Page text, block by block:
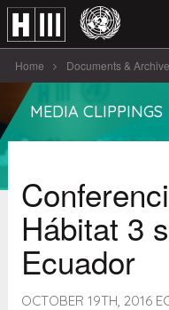
Home Documents & Archive
Conferencia Mundial de Hábitat
MEDIA CLIPPINGS
Hábitat 3
Ecuador
OCTOBER 19TH, 2016